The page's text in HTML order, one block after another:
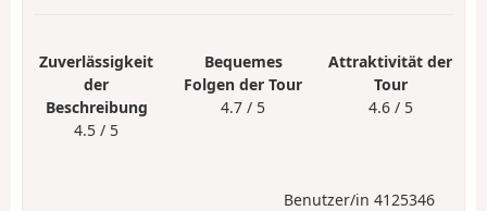
Zuverlässigkeit
der
Beschreibung
4.5 / 5
Bequemes
Folgen der Tour
4.7 / 5
Attraktivität der
Tour
4.6 / 5
Benutzer/in 4125346